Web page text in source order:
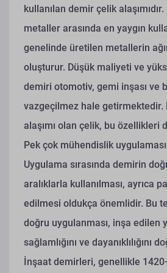
kullanılan demir çelik alaşımıdır.
metaller arasında en yaygın
genelinde üretilen metallerin
oluşturur. Düşük maliyeti ve
demiri otomotiv, gemi inşası ve
vazgeçilmez hale getirmektedir.
alaşımı olan çelik, bu özellikleri
Pek çok mühendislik
Uygulama sırasında demirin
aralıklarla kullanılması, ayrıca
edilmesi oldukça önemlidir. Bu
doğru uygulanması, inşa edilen
sağlamlığını ve dayanıklılığını
İnşaat demirleri, genellikle